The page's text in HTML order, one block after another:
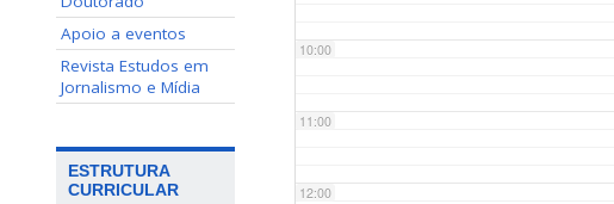
Apoio a eventos
Revista Estudos em
Jornalismo e Mídia
ESTRUTURA
CURRICULAR
10:00
11:00
12:00